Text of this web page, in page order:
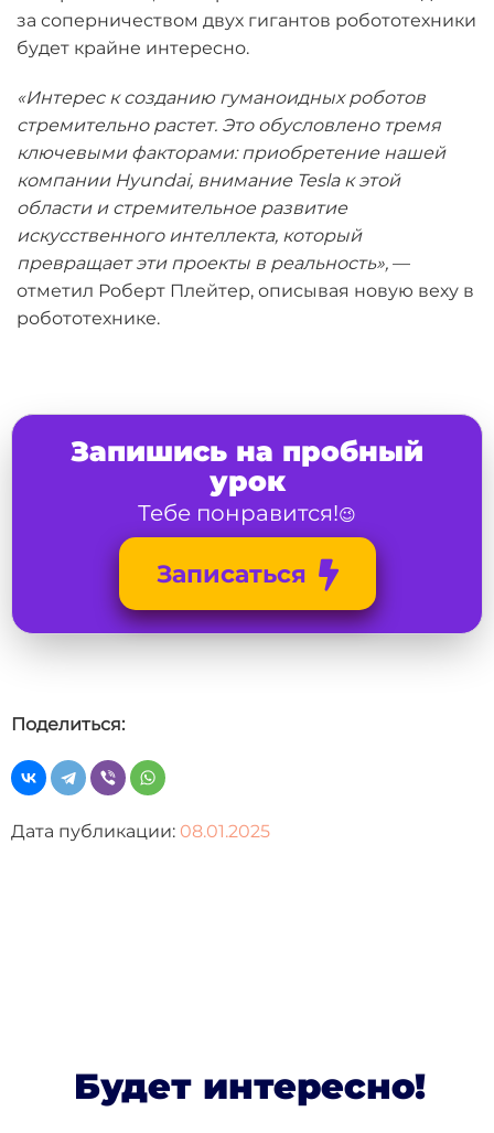
за соперничеством двух гигантов робототехники
будет крайне интересно.
«Интерес к созданию гуманоидных роботов
стремительно растет. Это обусловлено тремя
ключевыми факторами: приобретение нашей
компании Hyundai, внимание Tesla к этой
области и стремительное развитие
искусственного интеллекта, который
превращает эти проекты в реальность», —
отметил Роберт Плейтер, описывая новую веху в
робототехнике.
Запишись на пробный
урок
Тебе понравится!😉
Записаться
Поделиться:
Дата публикации: 08.01.2025
Будет интересно!